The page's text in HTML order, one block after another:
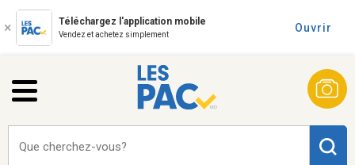
Téléchargez l'application mobile
Vendez et achetez simplement
Ouvrir
Que cherchez-vous?